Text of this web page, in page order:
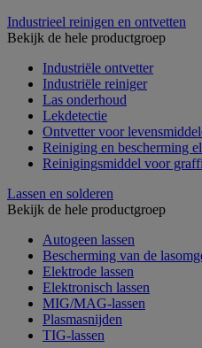
Industrieel reinigen en ontvetten
Bekijk de hele productgroep
Industriële ontvetter
Industriële reiniger
Las onderhoud
Lekdetectie
Ontvetter voor
Reiniging en bescherming
Reinigingsmiddel voor
Lassen en solderen
Bekijk de hele productgroep
Autogeen lassen
Bescherming van de
Elektrode lassen
Elektronisch lassen
MIG/MAG-lassen
Plasmasnijden
TIG-lassen